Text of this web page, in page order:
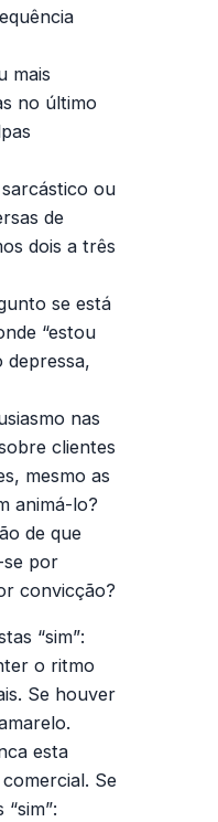
mais
no último
ou
de
dois a três
se está
“estou
depressa,
nas
clientes
mesmo as
animá-lo?
de que
se por
convicção?
“sim”:
o ritmo
Se houver
esta
Se
: